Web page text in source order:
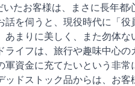
たお客様は、まさに長年都
を伺うと、現役時代に「役
まりに美しく、また勿体
イフは、旅行や趣味中心
資金に充てたいという非
ドストック品からは、お